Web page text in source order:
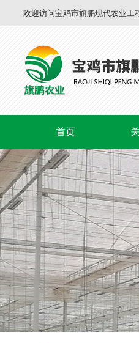
欢迎访问宝鸡市旗鹏现代农业工
首页